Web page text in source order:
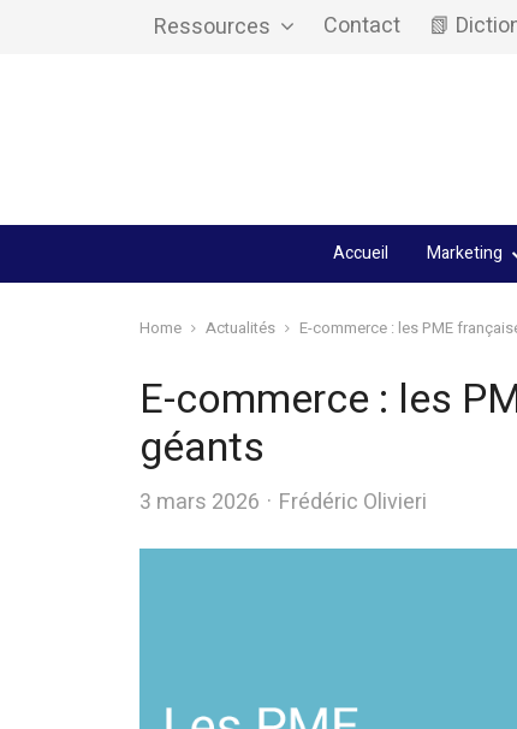
Ressources Contact 📗
Accueil Marketing
Home Actualités E-commerce : les PME
E-commerce : les
géants
3 mars 2026 Author
Frédéric Olivieri